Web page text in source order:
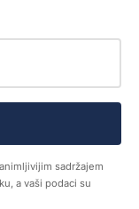
sadržajem
a vaši podaci su